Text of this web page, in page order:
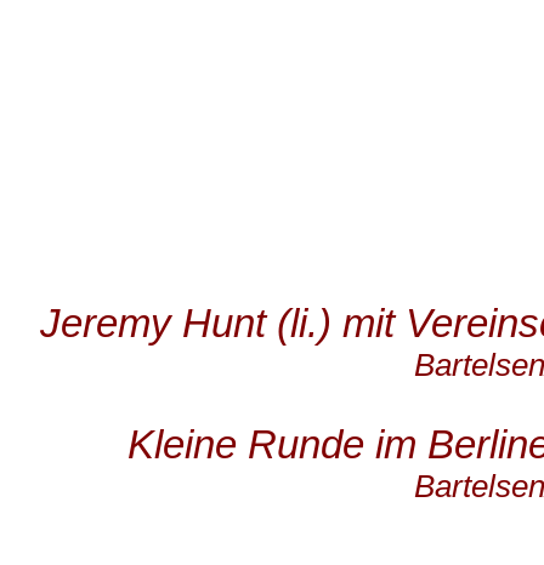
Jeremy Hunt (li.) mit
Kleine Runde im